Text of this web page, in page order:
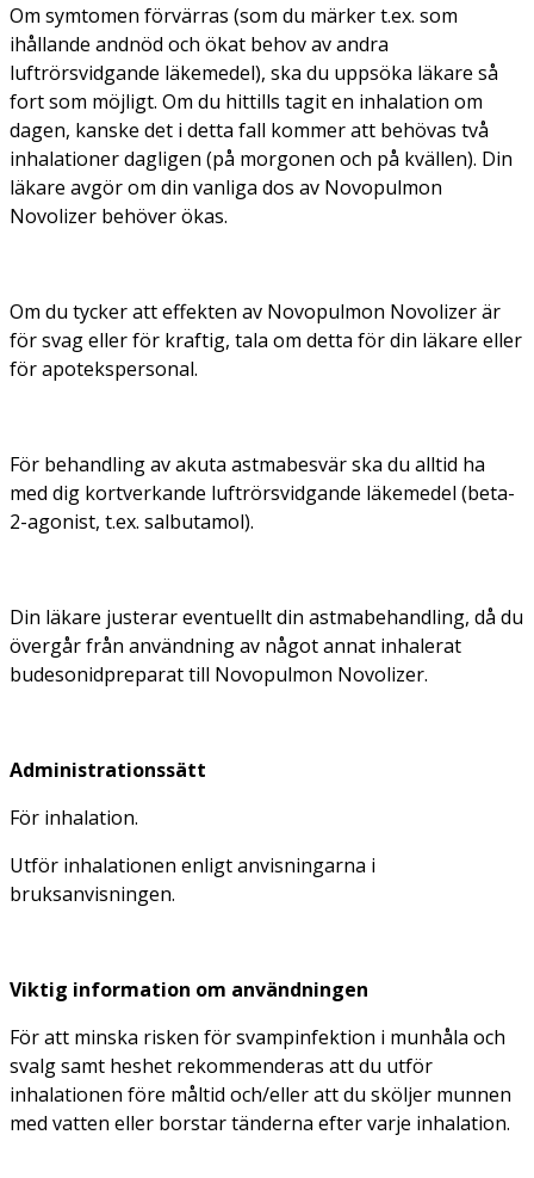
Om symtomen förvärras (som du märker t.ex. som
ihållande andnöd och ökat behov av andra
luftrörsvidgande läkemedel), ska du uppsöka läkare så
fort som möjligt. Om du hittills tagit en inhalation om
dagen, kanske det i detta fall kommer att behövas två
inhalationer dagligen (på morgonen och på kvällen). Din
läkare avgör om din vanliga dos av Novopulmon
Novolizer behöver ökas.
Om du tycker att effekten av Novopulmon Novolizer är
för svag eller för kraftig, tala om detta för din läkare eller
för apotekspersonal.
För behandling av akuta astmabesvär ska du alltid ha
med dig kortverkande luftrörsvidgande läkemedel (beta-
2-agonist, t.ex. salbutamol).
Din läkare justerar eventuellt din astmabehandling, då du
övergår från användning av något annat inhalerat
budesonidpreparat till Novopulmon Novolizer.
Administrationssätt
För inhalation.
Utför inhalationen enligt anvisningarna i
bruksanvisningen.
Viktig information om användningen
För att minska risken för svampinfektion i munhåla och
svalg samt heshet rekommenderas att du utför
inhalationen före måltid och/eller att du sköljer munnen
med vatten eller borstar tänderna efter varje inhalation.